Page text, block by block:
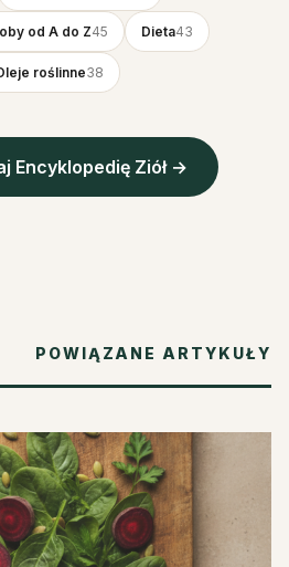
od A do Z45 Dieta43
roślinne38
Encyklopedię Ziół →
POWIĄZANE ARTYKUŁY